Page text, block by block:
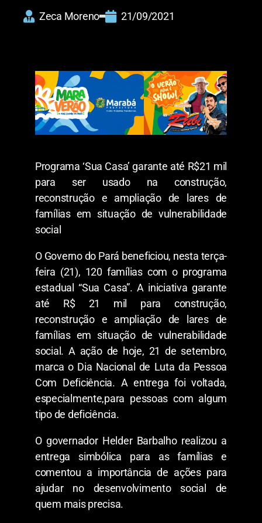
Zeca Moreno 21/09/2021
Programa ‘Sua Casa’ garante até R$21 mil
para ser usado na construção,
reconstrução e ampliação de lares de
famílias em situação de vulnerabilidade
social
O Governo do Pará beneficiou, nesta terça-
feira (21), 120 famílias com o programa
estadual “Sua Casa”. A iniciativa garante
até R$ 21 mil para construção,
reconstrução e ampliação de lares de
famílias em situação de vulnerabilidade
social. A ação de hoje, 21 de setembro,
marca o Dia Nacional de Luta da Pessoa
Com Deficiência. A entrega foi voltada,
especialmente,para pessoas com algum
tipo de deficiência.
O governador Helder Barbalho realizou a
entrega simbólica para as famílias e
comentou a importância de ações para
ajudar no desenvolvimento social de
quem mais precisa.